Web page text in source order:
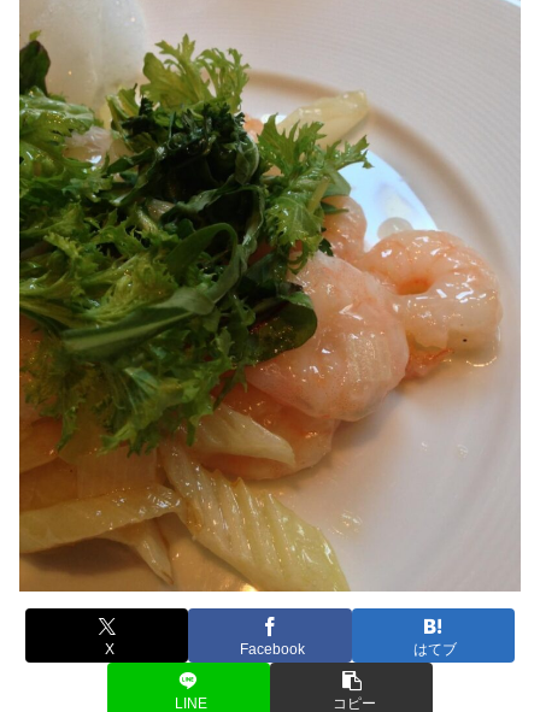
X Facebook はてブ
LINE コピー